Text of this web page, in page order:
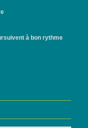
à bon rythme